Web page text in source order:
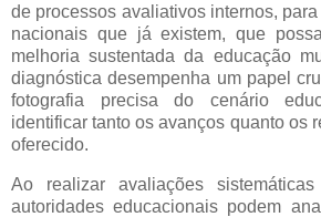
de processos avaliativos internos,
nacionais que já existem, que
melhoria sustentada da educação
diagnóstica desempenha um papel
fotografia precisa do cenário
identificar tanto os avanços quanto os
oferecido.
Ao realizar avaliações
autoridades educacionais podem